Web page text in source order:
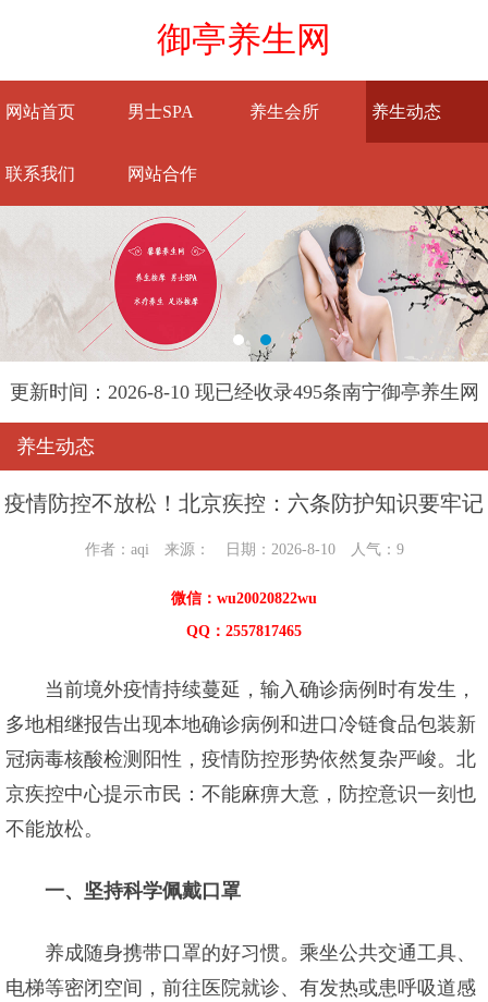
御亭养生网
网站首页 男士SPA 养生会所 养生动态
联系我们 网站合作
更新时间：2026-8-10 现已经收录495条南宁御亭养生网
养生动态
疫情防控不放松！北京疾控：六条防护知识要牢记
作者：aqi 来源： 日期：2026-8-10 人气： 9
微信：wu20020822wu
QQ：2557817465
当前境外疫情持续蔓延，输入确诊病例时有发生，
多地相继报告出现本地确诊病例和进口冷链食品包装新
冠病毒核酸检测阳性，疫情防控形势依然复杂严峻。北
京疾控中心提示市民：不能麻痹大意，防控意识一刻也
不能放松。
一、坚持科学佩戴口罩
养成随身携带口罩的好习惯。乘坐公共交通工具、
电梯等密闭空间，前往医院就诊、有发热或患呼吸道感